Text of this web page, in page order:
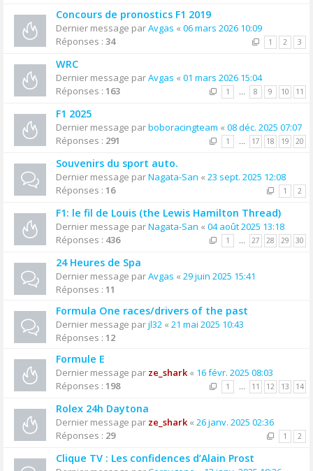
Concours de pronostics F1 2019
Dernier message parAvgas « 06 mars 2026 10:09
Réponses : 34 1 2 3
WRC
Dernier message parAvgas « 01 mars 2026 15:04
Réponses : 163 1 … 8 9 10 11
F1 2025
Dernier message parboboracingteam « 08 déc. 2025 07:07
Réponses : 291 1 … 17 18 19 20
Souvenirs du sport auto.
Dernier message parNagata-San « 23 sept. 2025 12:08
Réponses : 16 1 2
F1: le fil de Louis (the Lewis Hamilton Thread)
Dernier message parNagata-San « 04 août 2025 13:18
Réponses : 436 1 … 27 28 29 30
24 Heures de Spa
Dernier message parAvgas « 29 juin 2025 15:41
Réponses : 11
Formula One races/drivers of the past
Dernier message parjl32 « 21 mai 2025 10:43
Réponses : 12
Formule E
Dernier message par ze_shark« 16 févr. 2025 08:03
Réponses : 198 1 … 11 12 13 14
Rolex 24h Daytona
Dernier message par ze_shark« 26 janv. 2025 02:36
Réponses : 29 1 2
Clique TV : Les confidences d’Alain Prost